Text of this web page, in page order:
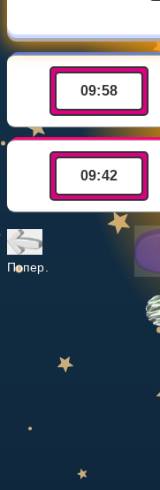
Показати більше
НАВЧАЛЬНИЙ ПЛАН
Select curriculum
09:58
09:42
Попер.